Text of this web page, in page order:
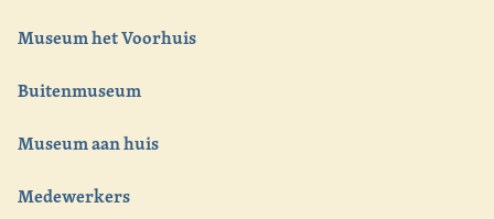
Museum het Voorhuis
Buitenmuseum
Museum aan huis
Medewerkers